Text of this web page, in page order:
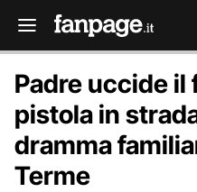
Padre uccide il
pistola in
dramma
Terme